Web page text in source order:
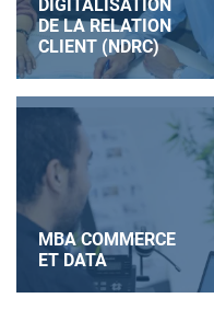
DIGITALISATION
DE LA RELATION
CLIENT (NDRC)
MBA COMMERCE
ET DATA